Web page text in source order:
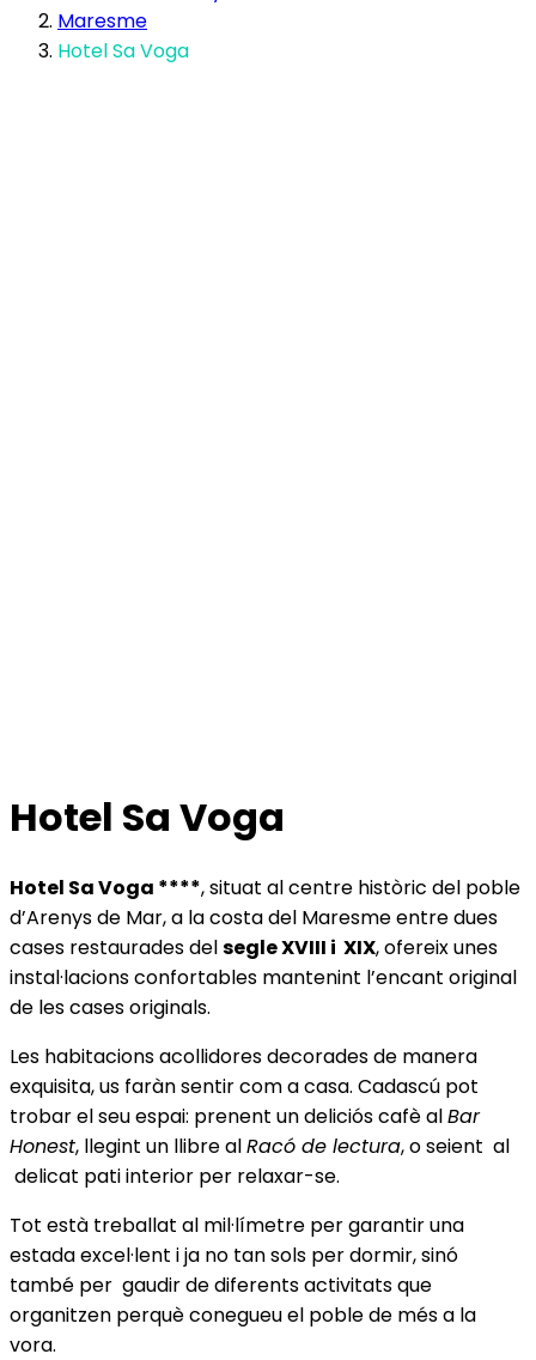
Maresme
Hotel Sa Voga
Hotel Sa Voga
Hotel Sa Voga ****, situat al centre històric del poble
d’Arenys de Mar, a la costa del Maresme entre dues
cases restaurades delsegle XVIII i XIX, ofereix unes
instal·lacions confortables mantenint l’encant original
de les cases originals.
Les habitacions acollidores decorades de manera
exquisita, us faràn sentir com a casa. Cadascú pot
trobar el seu espai: prenent un deliciós cafè alBar
Honest, llegint un llibre alRacó de lectura, o seient al
delicat pati interior per relaxar-se.
Tot està treballat al mil·límetre per garantir una
estada excel·lent i ja no tan sols per dormir, sinó
també per gaudir de diferents activitats que
organitzen perquè conegueu el poble de més a la
vora.